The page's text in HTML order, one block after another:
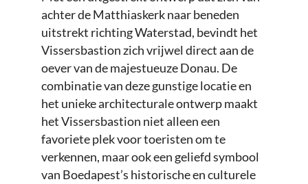
achter de Matthiaskerk naar beneden
uitstrekt richting Waterstad, bevindt het
Vissersbastion zich vrijwel direct aan de
oever van de majestueuze Donau. De
combinatie van deze gunstige locatie en
het unieke architecturale ontwerp maakt
het Vissersbastion niet alleen een
favoriete plek voor toeristen om te
verkennen, maar ook een geliefd symbool
van Boedapest’s historische en culturele